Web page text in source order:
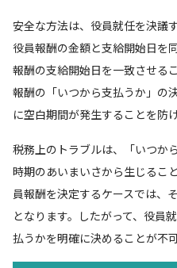
安全な方法は、役員就任を決議
役員報酬の金額と支給開始日を
報酬の支給開始日を一致させる
報酬の「いつから支払うか」の
に空白期間が発生することを防げ
税務上のトラブルは、「いつか
時期のあいまいさから生じるこ
員報酬を決定するケースでは、
となります。したがって、役員
払うかを明確に決めることが不可